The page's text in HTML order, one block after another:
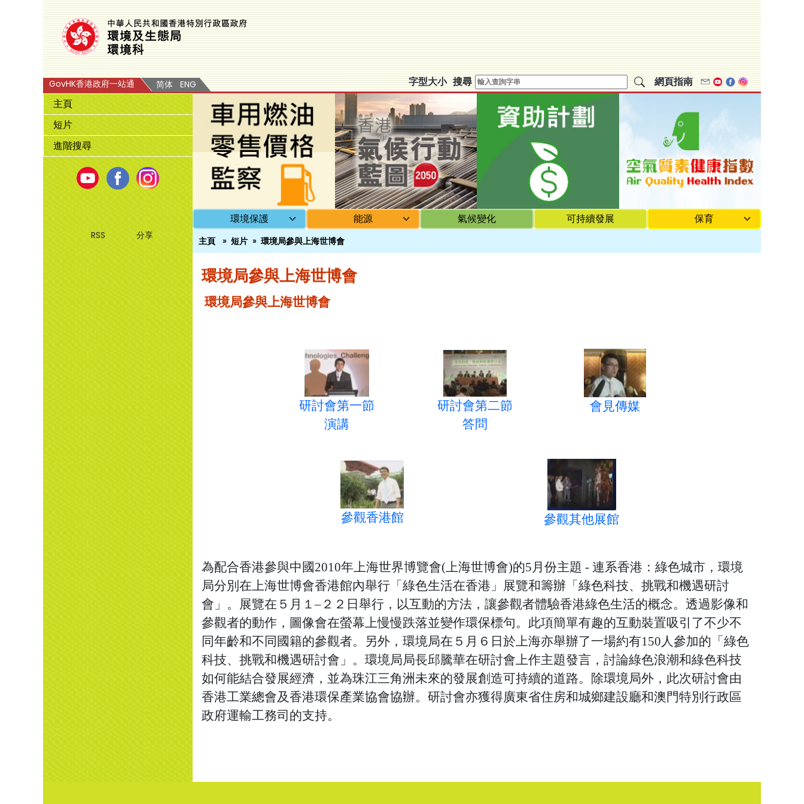
GovHK香港政府一站通 简体 ENG 字型大小 搜尋 網頁指南 EmailYoutube
Facebook
Instagram
主頁
短片
進階搜尋
YoutubeFacebookInstagram
RSS 分享
環境保護 能源 氣候變化 可持續發展 保育
主頁 短片 環境局參與上海世博會
環境局參與上海世博會
環境局參與上海世博會
研討會第一節
演講
研討會第二節
答問
會見傳媒
參觀香港館 參觀其他展館
為配合香港參與中國2010年上海世界博覽會(上海世博會)的5月份主題 - 連系香港：綠色城市，環境
局分別在上海世博會香港館內舉行「綠色生活在香港」展覽和籌辦「綠色科技、挑戰和機遇研討
會」。展覽在５月１–２２日舉行，以互動的方法，讓參觀者體驗香港綠色生活的概念。透過影像和
參觀者的動作，圖像會在螢幕上慢慢跌落並變作環保標句。此項簡單有趣的互動裝置吸引了不少不
同年齡和不同國籍的參觀者。另外，環境局在５月６日於上海亦舉辦了一場約有150人參加的「綠色
科技、挑戰和機遇研討會」。環境局局長邱騰華在研討會上作主題發言，討論綠色浪潮和綠色科技
如何能結合發展經濟，並為珠江三角洲未來的發展創造可持續的道路。除環境局外，此次研討會由
香港工業總會及香港環保產業協會協辦。研討會亦獲得廣東省住房和城鄉建設廳和澳門特別行政區
政府運輸工務司的支持。